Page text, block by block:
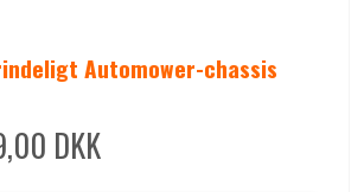
Automower-chassis
DKK